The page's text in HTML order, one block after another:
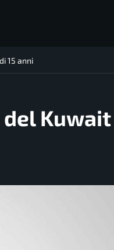
15 anni
del Kuwait